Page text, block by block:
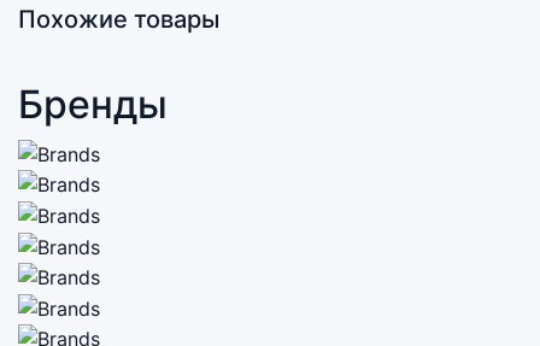
Похожие товары
Бренды